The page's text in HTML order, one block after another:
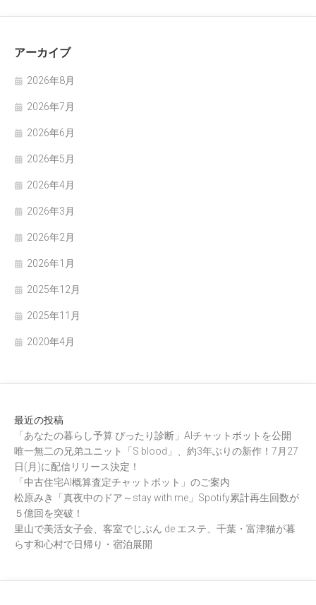
アーカイブ
2026年8月
2026年7月
2026年6月
2026年5月
2026年4月
2026年3月
2026年2月
2026年1月
2025年12月
2025年11月
2020年4月
最近の投稿
「あなたの暮らし予算 ぴったり診断」AIチャットボットを公開
唯一無二の兄弟ユニット「S blood」、約3年ぶりの新作！7月27
日(月)に配信リリース決定！
「中古住宅AI概算査定チャットボット」のご案内
松原みき「真夜中のドア～stay with me」Spotify累計再生回数が
５億回を突破！
里山で美活女子会、客室でじぶん de エステ、千葉・富津猫が暮
らす和心村で日帰り・宿泊展開